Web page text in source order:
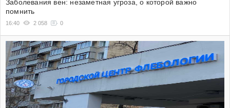
Заболевания вен: незаметная угроза, о которой важно
помнить
16:40 2 058 0